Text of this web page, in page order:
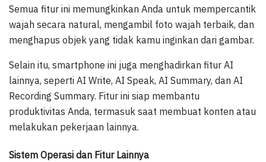
Semua fitur ini memungkinkan Anda untuk mempercantik
wajah secara natural, mengambil foto wajah terbaik, dan
menghapus objek yang tidak kamu inginkan dari gambar.
Selain itu, smartphone ini juga menghadirkan fitur AI
lainnya, seperti AI Write, AI Speak, AI Summary, dan AI
Recording Summary. Fitur ini siap membantu
produktivitas Anda, termasuk saat membuat konten atau
melakukan pekerjaan lainnya.
Sistem Operasi dan Fitur Lainnya